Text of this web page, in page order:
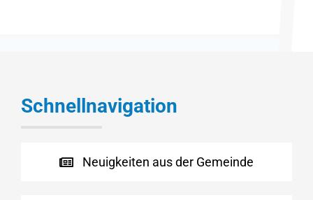
Schnellnavigation
Neuigkeiten aus der Gemeinde